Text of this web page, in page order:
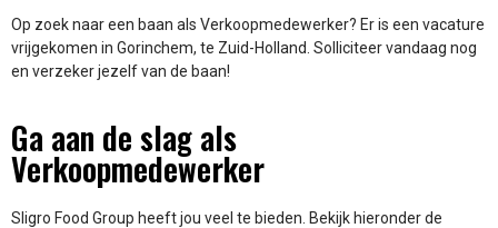
Op zoek naar een baan als Verkoopmedewerker? Er is een vacature
vrijgekomen in Gorinchem, te Zuid-Holland. Solliciteer vandaag nog
en verzeker jezelf van de baan!
Ga aan de slag als
Verkoopmedewerker
Sligro Food Group heeft jou veel te bieden. Bekijk hieronder de